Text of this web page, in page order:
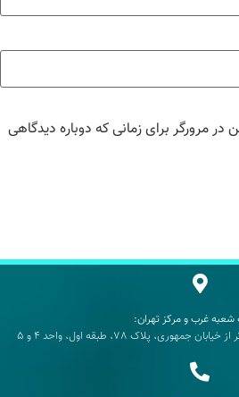
مرورگر برای زمانی که دوباره دیدگاهی
غرب و مرکز تهران:
پلاک 78، طبقه اول، واحد 4 و 5